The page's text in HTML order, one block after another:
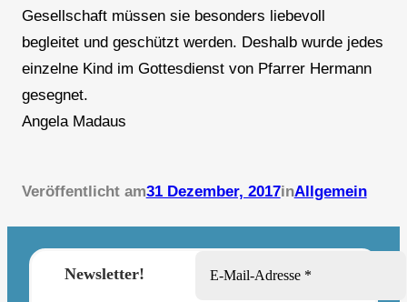
Gesellschaft müssen sie besonders liebevoll
begleitet und geschützt werden. Deshalb wurde jedes
einzelne Kind im Gottesdienst von Pfarrer Hermann
gesegnet.
Angela Madaus
Veröffentlicht am31 Dezember, 2017inAllgemein
Newsletter!